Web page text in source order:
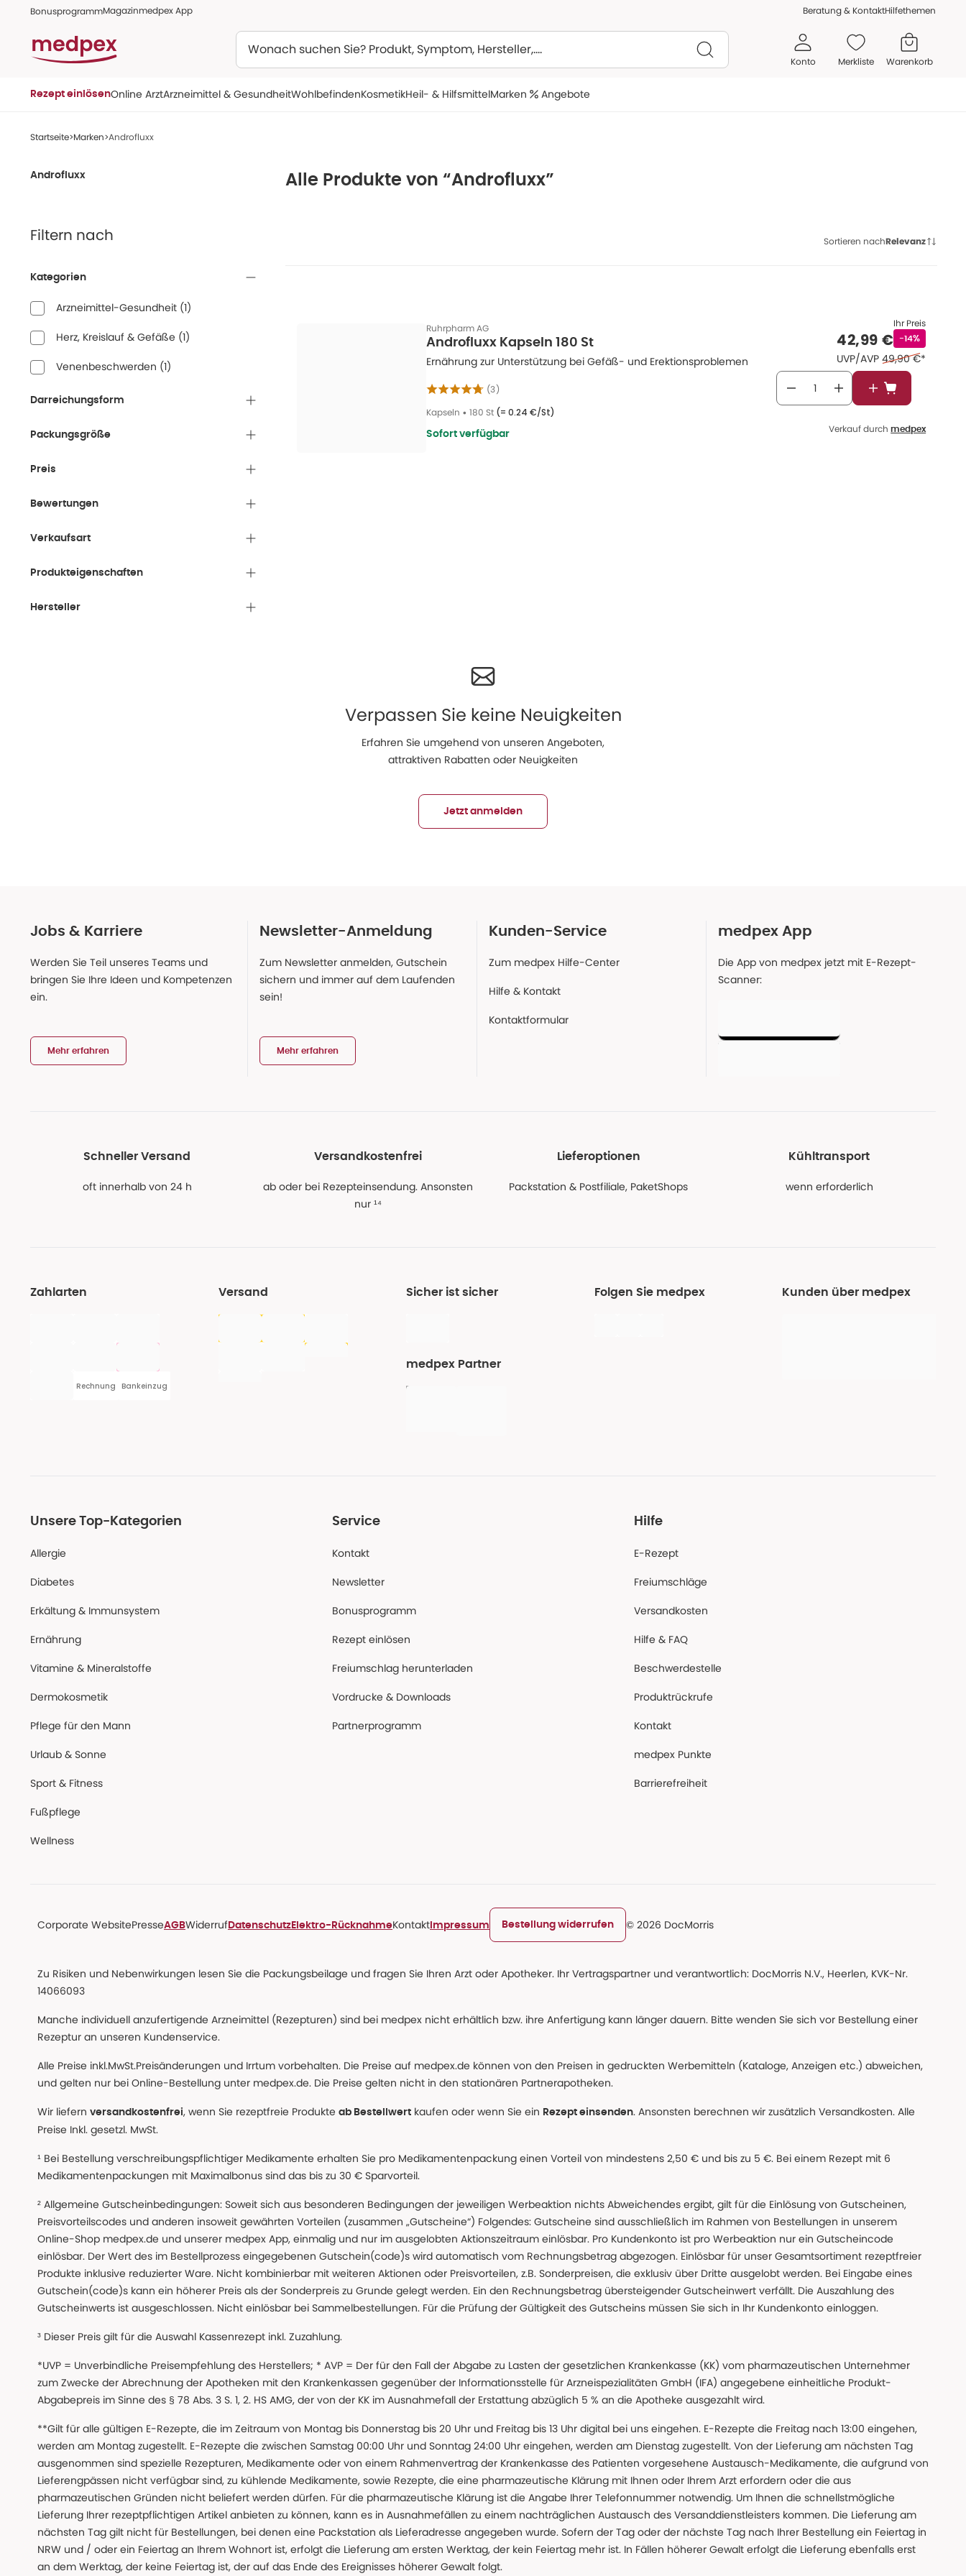
BonusprogrammMagazinmedpex App Beratung & KontaktHilfethemen
Konto Merkliste Warenkorb
Rezept einlösenOnline ArztArzneimittel & GesundheitWohlbefindenKosmetikHeil- & HilfsmittelMarken Angebote
Startseite Marken Androfluxx
Alle Produkte von “Androfluxx”
Androfluxx
Filtern nach
Kategorien
Arzneimittel-Gesundheit (1)
Herz, Kreislauf & Gefäße (1)
Venenbeschwerden (1)
Darreichungsform
Packungsgröße
Preis
Bewertungen
Verkaufsart
Produkteigenschaften
Hersteller
Sortieren nachRelevanz
Ruhrpharm AG
Androfluxx Kapseln 180 St
Ernährung zur Unterstützung bei Gefäß- und Erektionsproblemen
(3)
Kapseln • 180 St (= 0.24 €/St)
Sofort verfügbar
Ihr Preis
Verkaufspreis
42,99 €Rabattstempel
-14%
UVP/AVP Ehemaliger Preis
49,90 €*
In den
Verkauf durch medpex
Verpassen Sie keine Neuigkeiten
Erfahren Sie umgehend von unseren Angeboten,
attraktiven Rabatten oder Neuigkeiten
Jetzt anmelden
Jobs & Karriere
Werden Sie Teil unseres Teams und
bringen Sie Ihre Ideen und Kompetenzen
ein.
Mehr erfahren
Newsletter-Anmeldung
Zum Newsletter anmelden, Gutschein
sichern und immer auf dem Laufenden
sein!
Mehr erfahren
Kunden-Service
Zum medpex Hilfe-Center
Hilfe & Kontakt
Kontaktformular
medpex App
Die App von medpex jetzt mit E-Rezept-
Scanner:
Schneller Versand
oft innerhalb von 24 h
Versandkostenfrei
ab oder bei Rezepteinsendung. Ansonsten
nur ¹⁴
Lieferoptionen
Packstation & Postfiliale, PaketShops
Kühltransport
wenn erforderlich
Zahlarten
Rechnung Bankeinzug
Versand Sicher ist sicher
medpex Partner
Folgen Sie medpex Kunden über medpex
Unsere Top-Kategorien
Allergie
Diabetes
Erkältung & Immunsystem
Ernährung
Vitamine & Mineralstoffe
Dermokosmetik
Pflege für den Mann
Urlaub & Sonne
Sport & Fitness
Fußpflege
Wellness
Service
Kontakt
Newsletter
Bonusprogramm
Rezept einlösen
Freiumschlag herunterladen
Vordrucke & Downloads
Partnerprogramm
Hilfe
E-Rezept
Freiumschläge
Versandkosten
Hilfe & FAQ
Beschwerdestelle
Produktrückrufe
Kontakt
medpex Punkte
Barrierefreiheit
Corporate WebsitePresseAGBWiderruf Datenschutz Elektro-RücknahmeKontakt Impressum Bestellung widerrufen © 2026 DocMorris
Zu Risiken und Nebenwirkungen lesen Sie die Packungsbeilage und fragen Sie Ihren Arzt oder Apotheker. Ihr Vertragspartner und verantwortlich: DocMorris N.V., Heerlen, KVK-Nr.
14066093
Manche individuell anzufertigende Arzneimittel (Rezepturen) sind bei medpex nicht erhältlich bzw. ihre Anfertigung kann länger dauern. Bitte wenden Sie sich vor Bestellung einer
Rezeptur an unseren Kundenservice.
Alle Preise inkl.MwSt.Preisänderungen und Irrtum vorbehalten. Die Preise auf medpex.de können von den Preisen in gedruckten Werbemitteln (Kataloge, Anzeigen etc.) abweichen,
und gelten nur bei Online-Bestellung unter medpex.de. Die Preise gelten nicht in den stationären Partnerapotheken.
Wir liefern versandkostenfrei, wenn Sie rezeptfreie Produkte ab Bestellwert kaufen oder wenn Sie ein Rezept einsenden. Ansonsten berechnen wir zusätzlich Versandkosten. Alle
Preise Inkl. gesetzl. MwSt.
¹ Bei Bestellung verschreibungspflichtiger Medikamente erhalten Sie pro Medikamentenpackung einen Vorteil von mindestens 2,50 € und bis zu 5 €. Bei einem Rezept mit 6
Medikamentenpackungen mit Maximalbonus sind das bis zu 30 € Sparvorteil.
² Allgemeine Gutscheinbedingungen: Soweit sich aus besonderen Bedingungen der jeweiligen Werbeaktion nichts Abweichendes ergibt, gilt für die Einlösung von Gutscheinen,
Preisvorteilscodes und anderen insoweit gewährten Vorteilen (zusammen „Gutscheine“) Folgendes: Gutscheine sind ausschließlich im Rahmen von Bestellungen in unserem
Online-Shop medpex.de und unserer medpex App, einmalig und nur im ausgelobten Aktionszeitraum einlösbar. Pro Kundenkonto ist pro Werbeaktion nur ein Gutscheincode
einlösbar. Der Wert des im Bestellprozess eingegebenen Gutschein(code)s wird automatisch vom Rechnungsbetrag abgezogen. Einlösbar für unser Gesamtsortiment rezeptfreier
Produkte inklusive reduzierter Ware. Nicht kombinierbar mit weiteren Aktionen oder Preisvorteilen, z.B. Sonderpreisen, die exklusiv über Dritte ausgelobt werden. Bei Eingabe eines
Gutschein(code)s kann ein höherer Preis als der Sonderpreis zu Grunde gelegt werden. Ein den Rechnungsbetrag übersteigender Gutscheinwert verfällt. Die Auszahlung des
Gutscheinwerts ist ausgeschlossen. Nicht einlösbar bei Sammelbestellungen. Für die Prüfung der Gültigkeit des Gutscheins müssen Sie sich in Ihr Kundenkonto einloggen.
³ Dieser Preis gilt für die Auswahl Kassenrezept inkl. Zuzahlung.
*UVP = Unverbindliche Preisempfehlung des Herstellers; * AVP = Der für den Fall der Abgabe zu Lasten der gesetzlichen Krankenkasse (KK) vom pharmazeutischen Unternehmer
zum Zwecke der Abrechnung der Apotheken mit den Krankenkassen gegenüber der Informationsstelle für Arzneispezialitäten GmbH (IFA) angegebene einheitliche Produkt-
Abgabepreis im Sinne des § 78 Abs. 3 S. 1, 2. HS AMG, der von der KK im Ausnahmefall der Erstattung abzüglich 5 % an die Apotheke ausgezahlt wird.
**Gilt für alle gültigen E-Rezepte, die im Zeitraum von Montag bis Donnerstag bis 20 Uhr und Freitag bis 13 Uhr digital bei uns eingehen. E-Rezepte die Freitag nach 13:00 eingehen,
werden am Montag zugestellt. E-Rezepte die zwischen Samstag 00:00 Uhr und Sonntag 24:00 Uhr eingehen, werden am Dienstag zugestellt. Von der Lieferung am nächsten Tag
ausgenommen sind spezielle Rezepturen, Medikamente oder von einem Rahmenvertrag der Krankenkasse des Patienten vorgesehene Austausch-Medikamente, die aufgrund von
Lieferengpässen nicht verfügbar sind, zu kühlende Medikamente, sowie Rezepte, die eine pharmazeutische Klärung mit Ihnen oder Ihrem Arzt erfordern oder die aus
pharmazeutischen Gründen nicht beliefert werden dürfen. Für die pharmazeutische Klärung ist die Angabe Ihrer Telefonnummer notwendig. Um Ihnen die schnellstmögliche
Lieferung Ihrer rezeptpflichtigen Artikel anbieten zu können, kann es in Ausnahmefällen zu einem nachträglichen Austausch des Versanddienstleisters kommen. Die Lieferung am
nächsten Tag gilt nicht für Bestellungen, bei denen eine Packstation als Lieferadresse angegeben wurde. Sofern der Tag oder der nächste Tag nach Ihrer Bestellung ein Feiertag in
NRW und / oder ein Feiertag an Ihrem Wohnort ist, erfolgt die Lieferung am ersten Werktag, der kein Feiertag mehr ist. In Fällen höherer Gewalt erfolgt die Lieferung ebenfalls erst
an dem Werktag, der keine Feiertag ist, der auf das Ende des Ereignisses höherer Gewalt folgt.